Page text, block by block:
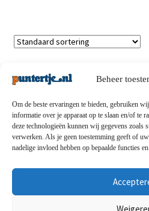
Beheer
Om de beste ervaringen te bieden, gebruiken
informatie over je apparaat op te slaan en/of te
deze technologieën kunnen wij gegevens zoals
verwerken. Als je geen toestemming geeft of
nadelige invloed hebben op bepaalde functies
Privacybeleid-Verzending en
voorwaarden-Disclaimert-
Contact